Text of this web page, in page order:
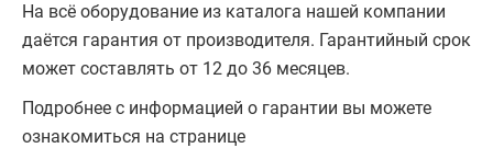
На всё оборудование из каталога нашей компании
даётся гарантия от производителя. Гарантийный срок
может составлять от 12 до 36 месяцев.
Подробнее с информацией о гарантии вы можете
ознакомиться на странице